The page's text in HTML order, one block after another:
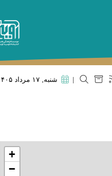
شنبه, ۱۷ مرداد ۱۴۰۵
+
−